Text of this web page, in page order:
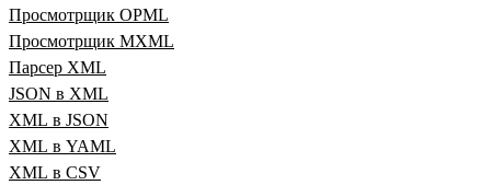
Просмотрщик OPML
Просмотрщик MXML
Парсер XML
JSON в XML
XML в JSON
XML в YAML
XML в CSV